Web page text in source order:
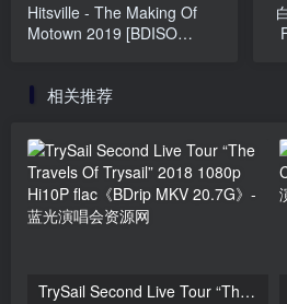
Hitsville - The Making Of
Motown 2019 [BDISO
相关推荐
TrySail Second Live Tour “The Travels Of Trysail” 2018 1080p Hi10P flac《BDrip MKV 20.7G》